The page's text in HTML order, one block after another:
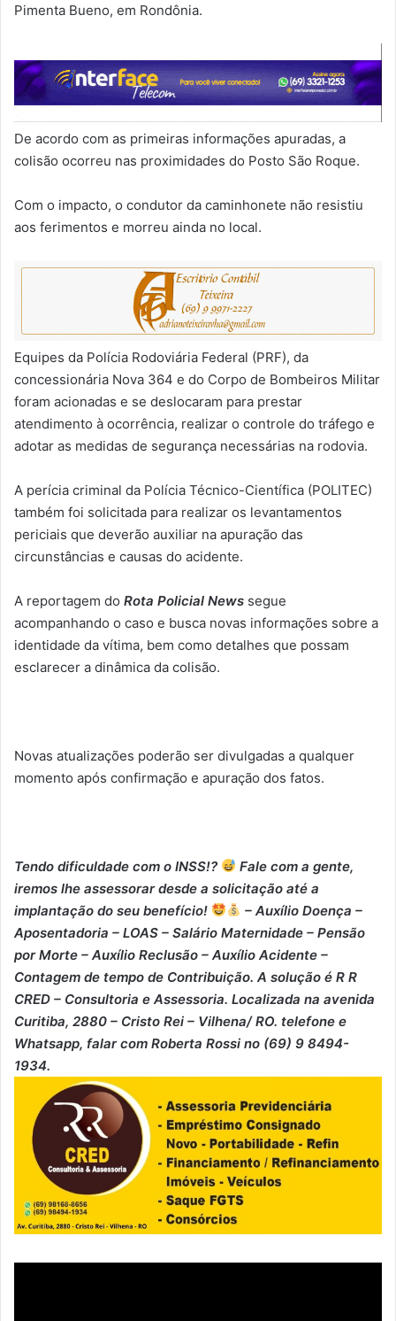
Pimenta Bueno, em Rondônia.
De acordo com as primeiras informações apuradas, a
colisão ocorreu nas proximidades do Posto São Roque.
Com o impacto, o condutor da caminhonete não resistiu
aos ferimentos e morreu ainda no local.
Equipes da Polícia Rodoviária Federal (PRF), da
concessionária Nova 364 e do Corpo de Bombeiros Militar
foram acionadas e se deslocaram para prestar
atendimento à ocorrência, realizar o controle do tráfego e
adotar as medidas de segurança necessárias na rodovia.
A perícia criminal da Polícia Técnico-Científica (POLITEC)
também foi solicitada para realizar os levantamentos
periciais que deverão auxiliar na apuração das
circunstâncias e causas do acidente.
A reportagem do Rota Policial News segue
acompanhando o caso e busca novas informações sobre a
identidade da vítima, bem como detalhes que possam
esclarecer a dinâmica da colisão.
Novas atualizações poderão ser divulgadas a qualquer
momento após confirmação e apuração dos fatos.
Tendo dificuldade com o INSS!?
Fale com a gente,
iremos lhe assessorar desde a solicitação até a
implantação do seu benefício!
– Auxílio Doença –
⁠Aposentadoria – ⁠LOAS – ⁠Salário Maternidade – ⁠Pensão
por Morte – ⁠Auxílio Reclusão – ⁠Auxílio Acidente –
⁠Contagem de tempo de Contribuição. A solução é R R
CRED – Consultoria e Assessoria. Localizada na avenida
Curitiba, 2880 – Cristo Rei – Vilhena/ RO. telefone e
Whatsapp, falar com Roberta Rossi no (69) 9 8494-
1934.